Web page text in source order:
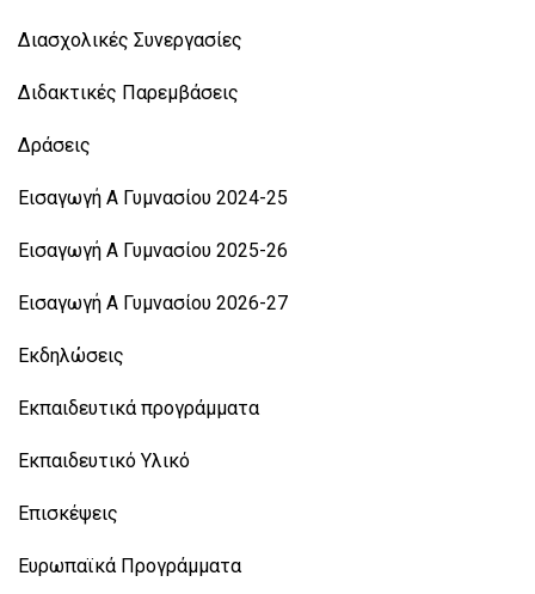
Διασχολικές Συνεργασίες
Διδακτικές Παρεμβάσεις
Δράσεις
Εισαγωγή Α Γυμνασίου 2024-25
Εισαγωγή Α Γυμνασίου 2025-26
Εισαγωγή Α Γυμνασίου 2026-27
Εκδηλώσεις
Εκπαιδευτικά προγράμματα
Εκπαιδευτικό Υλικό
Επισκέψεις
Ευρωπαϊκά Προγράμματα